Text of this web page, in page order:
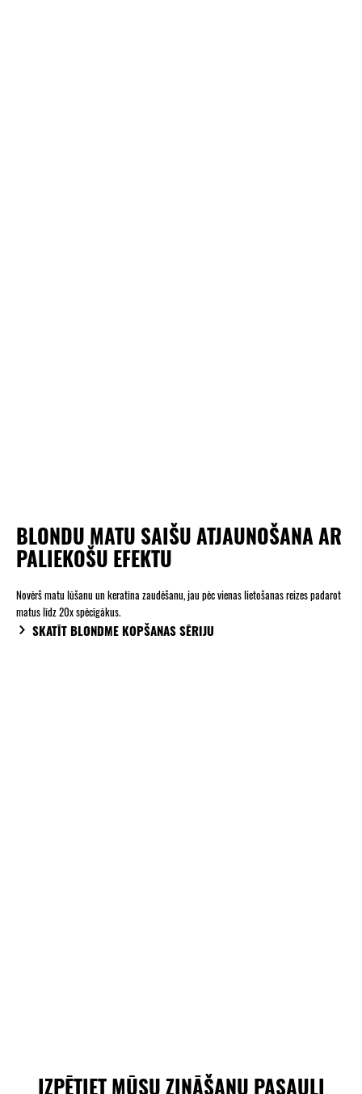
BLONDU MATU SAIŠU ATJAUNOŠANA AR
PALIEKOŠU EFEKTU
Novērš matu lūšanu un keratīna zaudēšanu, jau pēc vienas lietošanas reizes padarot
matus līdz 20x spēcīgākus.
SKATĪT BLONDME KOPŠANAS SĒRIJU
IZPĒTIET MŪSU ZINĀŠANU PASAULI